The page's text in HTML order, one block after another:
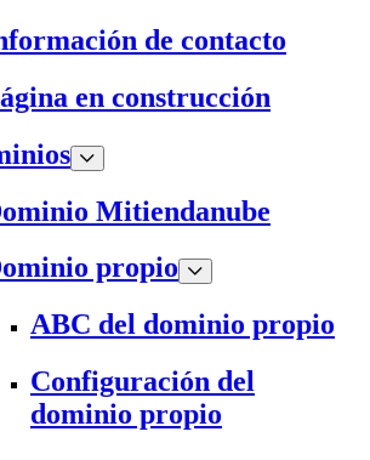
de contacto
en construcción
Mitiendanube
propio
ABC del dominio propio
Configuración del
dominio propio